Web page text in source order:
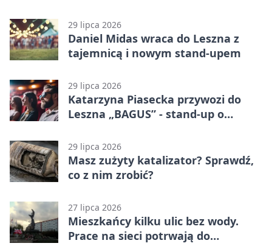
29 lipca 2026
Daniel Midas wraca do Leszna z
tajemnicą i nowym stand-upem
29 lipca 2026
Katarzyna Piasecka przywozi do
Leszna „BAGUS” - stand-up o
29 lipca 2026
Masz zużyty katalizator? Sprawdź,
co z nim zrobić?
27 lipca 2026
Mieszkańcy kilku ulic bez wody.
Prace na sieci potrwają do